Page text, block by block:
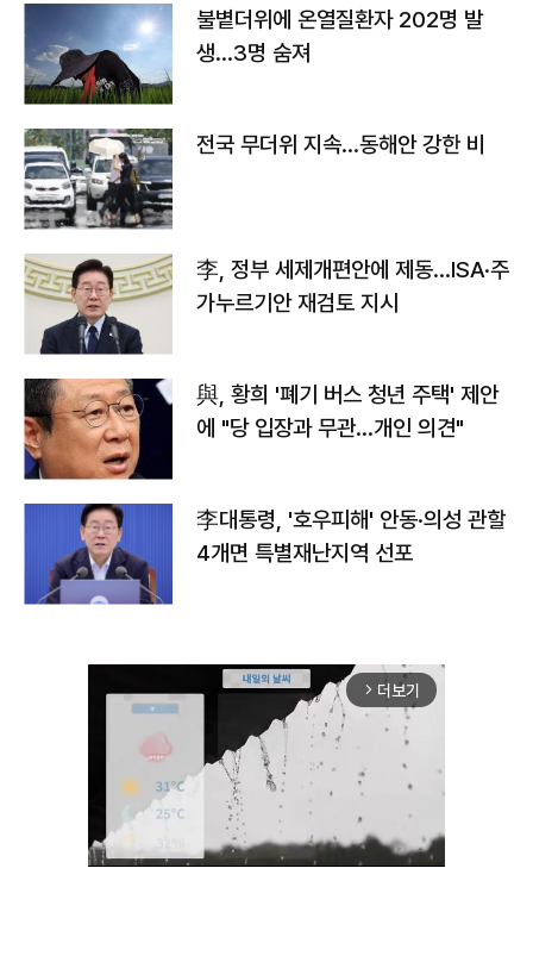
불볕더위에 온열질환자 202명 발
생…3명 숨져
전국 무더위 지속…동해안 강한 비
李, 정부 세제개편안에 제동…ISA·주
가누르기안 재검토 지시
與, 황희 '폐기 버스 청년 주택' 제안
에 "당 입장과 무관…개인 의견"
李대통령, '호우피해' 안동·의성 관할
4개면 특별재난지역 선포
arrow_forward_ios 더보기